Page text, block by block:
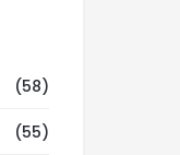
(58)
(55)